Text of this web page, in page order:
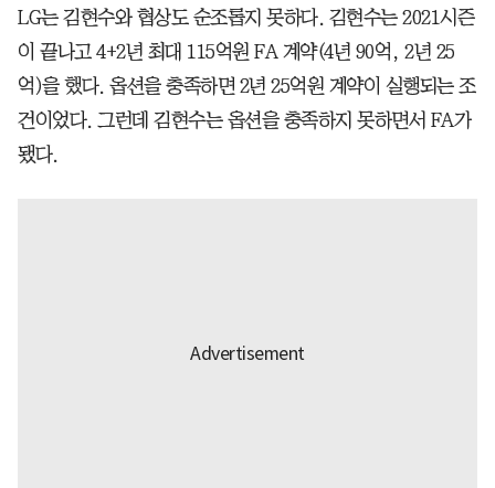
LG는 김현수와 협상도 순조롭지 못하다. 김현수는 2021시즌
이 끝나고 4+2년 최대 115억원 FA 계약(4년 90억, 2년 25
억)을 했다. 옵션을 충족하면 2년 25억원 계약이 실행되는 조
건이었다. 그런데 김현수는 옵션을 충족하지 못하면서 FA가
됐다.